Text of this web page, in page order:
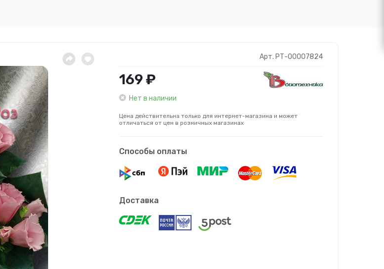
Арт. РТ-00007824
169 ₽
Нет в наличии
Цена действительна только для интернет-магазина и может
отличаться от цен в розничных магазинах
Способы оплаты
Доставка